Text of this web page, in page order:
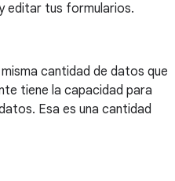
editar tus formularios.
cantidad de datos que
tiene la capacidad para
Esa es una cantidad